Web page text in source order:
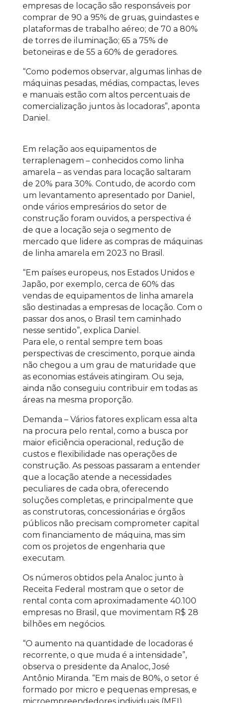
empresas de locação são responsáveis por
comprar de 90 a 95% de gruas, guindastes e
plataformas de trabalho aéreo; de 70 a 80%
de torres de iluminação; 65 a 75% de
betoneiras e de 55 a 60% de geradores.
“Como podemos observar, algumas linhas de
máquinas pesadas, médias, compactas, leves
e manuais estão com altos percentuais de
comercialização juntos às locadoras”, aponta
Daniel.
Em relação aos equipamentos de
terraplenagem – conhecidos como linha
amarela – as vendas para locação saltaram
de 20% para 30%. Contudo, de acordo com
um levantamento apresentado por Daniel,
onde vários empresários do setor de
construção foram ouvidos, a perspectiva é
de que a locação seja o segmento de
mercado que lidere as compras de máquinas
de linha amarela em 2023 no Brasil.
“Em países europeus, nos Estados Unidos e
Japão, por exemplo, cerca de 60% das
vendas de equipamentos de linha amarela
são destinadas a empresas de locação. Com o
passar dos anos, o Brasil tem caminhado
nesse sentido”, explica Daniel.
Para ele, o rental sempre tem boas
perspectivas de crescimento, porque ainda
não chegou a um grau de maturidade que
as economias estáveis atingiram. Ou seja,
ainda não conseguiu contribuir em todas as
áreas na mesma proporção.
Demanda – Vários fatores explicam essa alta
na procura pelo rental, como a busca por
maior eficiência operacional, redução de
custos e flexibilidade nas operações de
construção. As pessoas passaram a entender
que a locação atende a necessidades
peculiares de cada obra, oferecendo
soluções completas, e principalmente que
as construtoras, concessionárias e órgãos
públicos não precisam comprometer capital
com financiamento de máquina, mas sim
com os projetos de engenharia que
executam.
Os números obtidos pela Analoc junto à
Receita Federal mostram que o setor de
rental conta com aproximadamente 40.100
empresas no Brasil, que movimentam R$ 28
bilhões em negócios.
“O aumento na quantidade de locadoras é
recorrente, o que muda é a intensidade”,
observa o presidente da Analoc, José
Antônio Miranda. “Em mais de 80%, o setor é
formado por micro e pequenas empresas, e